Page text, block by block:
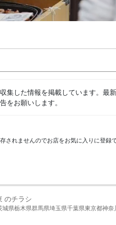
集した情報を掲載しています。最
をお願いします。
れませんのでお店をお気に入りに登録で
のチラシ
城県栃木県群馬県埼玉県千葉県東京都神奈